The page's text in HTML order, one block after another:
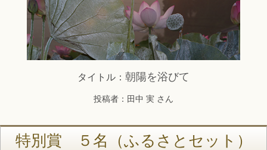
タイトル： 朝陽を浴びて
投稿者：田中 実 さん
特別賞 ５名（ふるさとセット）